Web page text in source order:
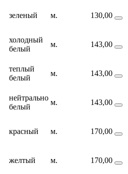
зеленый м. 130,00
холодный
белый
м. 143,00
теплый
белый
м. 143,00
нейтрально
белый
м. 143,00
красный м. 170,00
желтый м. 170,00